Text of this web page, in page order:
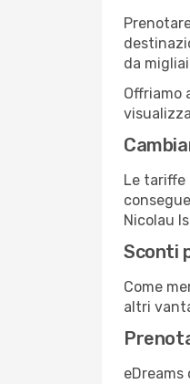
da
Offriamo
Le tariffe
Nicolau
Sconti
Come
altri
eDreams